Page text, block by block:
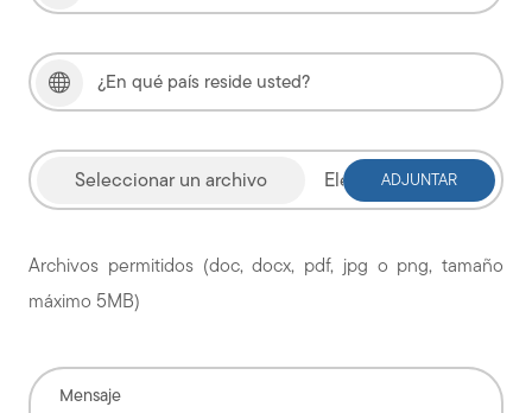
Elegir archivo
Archivos permitidos (doc, docx, pdf, jpg o png, tamaño
máximo 5MB)